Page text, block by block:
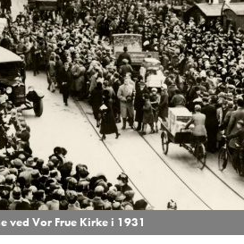
ved Vor Frue Kirke i 1931